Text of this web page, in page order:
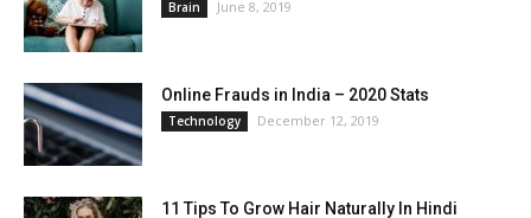
Brain June 8, 2019
Online Frauds in India – 2020 Stats
Technology December 12, 2019
11 Tips To Grow Hair Naturally In Hindi